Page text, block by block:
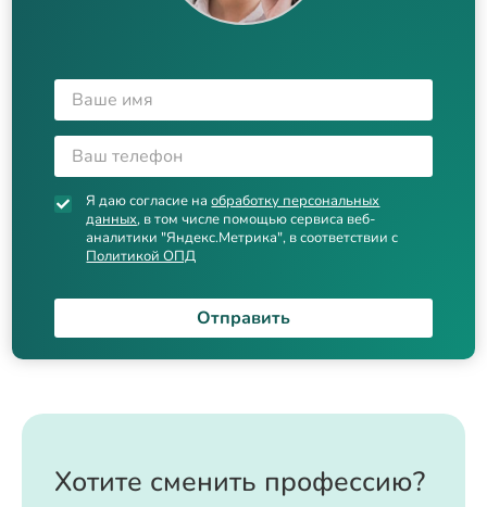
Я даю согласие наобработку персональных
данных, в том числе помощью сервиса веб-
аналитики "Яндекс.Метрика", в соответствии с
Политикой ОПД
Отправить
Хотите сменить профессию?